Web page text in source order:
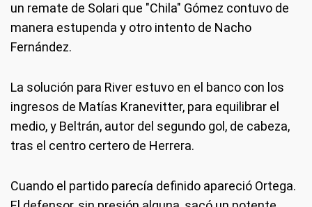
un remate de Solari que "Chila" Gómez contuvo de
manera estupenda y otro intento de Nacho
Fernández.
La solución para River estuvo en el banco con los
ingresos de Matías Kranevitter, para equilibrar el
medio, y Beltrán, autor del segundo gol, de cabeza,
tras el centro certero de Herrera.
Cuando el partido parecía definido apareció Ortega.